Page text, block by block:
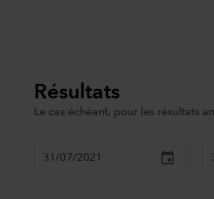
Résultats
Le cas échéant, pour les résultats